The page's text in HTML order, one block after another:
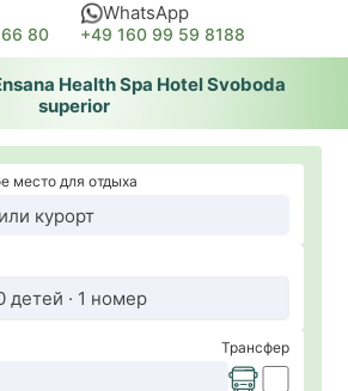
80
WhatsApp
+49 160 99 59 8188
Health Spa Hotel Svoboda
superior
место для отдыха
детей · 1 номер
Трансфер